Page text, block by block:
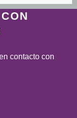
contacto con